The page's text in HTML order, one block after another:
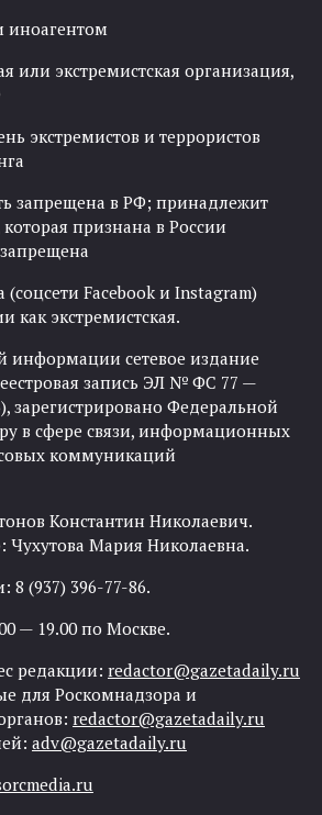
иноагентом
или экстремистская организация,
экстремистов и террористов
запрещена в РФ; принадлежит
признана в России
(соцсети Facebook и Instagram)
как экстремистская.
информации сетевое издание
запись ЭЛ № ФС 77 —
зарегистрировано Федеральной
в сфере связи, информационных
коммуникаций
Константин Николаевич.
Чухутова Мария Николаевна.
8 (937) 396-77-86.
— 19.00 по Москве.
редакции: redactor@gazetadaily.ru
для Роскомнадзора и
redactor@gazetadaily.ru
adv@gazetadaily.ru